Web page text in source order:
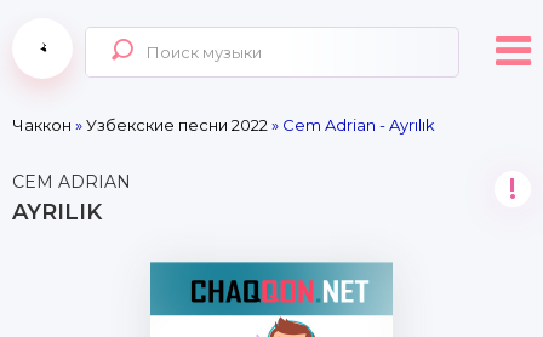
Чаккон »Узбекские песни 2022 » Cem Adrian - Ayrılık
CEM ADRIAN
AYRILIK
!